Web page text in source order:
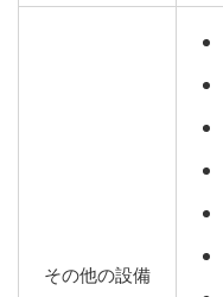
その他の設備